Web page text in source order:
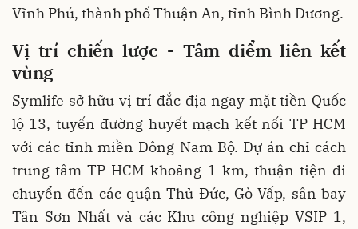
Vĩnh Phú, thành phố Thuận An, tỉnh Bình Dương.
Vị trí chiến lược - Tâm điểm liên kết
vùng
Symlife sở hữu vị trí đắc địa ngay mặt tiền Quốc
lộ 13, tuyến đường huyết mạch kết nối TP HCM
với các tỉnh miền Đông Nam Bộ. Dự án chỉ cách
trung tâm TP HCM khoảng 1 km, thuận tiện di
chuyển đến các quận Thủ Đức, Gò Vấp, sân bay
Tân Sơn Nhất và các Khu công nghiệp VSIP 1,